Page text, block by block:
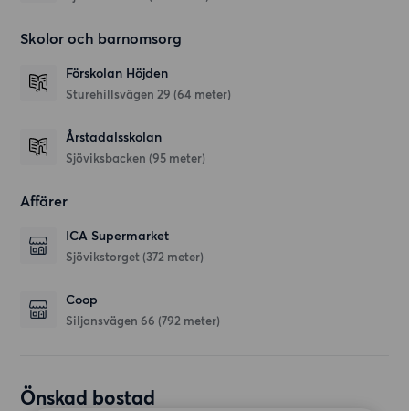
Skolor och barnomsorg
Förskolan Höjden
Sturehillsvägen 29 (64 meter)
Årstadalsskolan
Sjöviksbacken (95 meter)
Affärer
ICA Supermarket
Sjövikstorget (372 meter)
Coop
Siljansvägen 66 (792 meter)
Önskad bostad